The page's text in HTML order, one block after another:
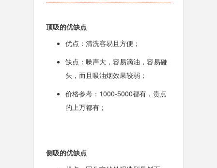
顶吸的优缺点
优点：清洗容易且方便；
缺点：噪声大，容易滴油，容易碰
头，而且吸油烟效果较弱；
价格参考：1000-5000都有，贵点
的上万都有；
侧吸的优缺点